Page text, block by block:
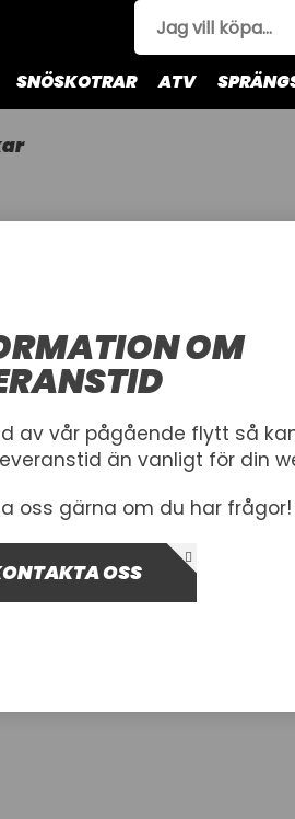
SNÖSKOTRAR ATV
OM
av vår pågående flytt så
än vanligt för din
oss gärna om du har frågor!
OSS